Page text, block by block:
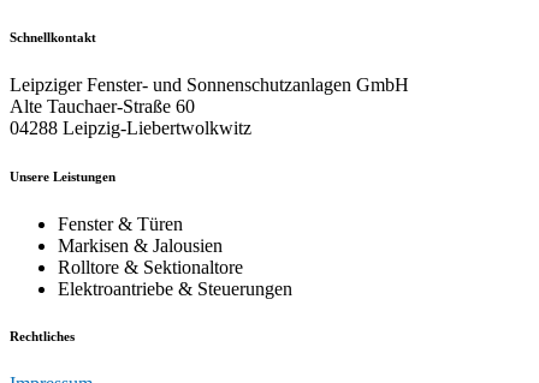
Schnellkontakt
Leipziger Fenster- und Sonnenschutzanlagen GmbH
Alte Tauchaer-Straße 60
04288 Leipzig-Liebertwolkwitz
Unsere Leistungen
Fenster & Türen
Markisen & Jalousien
Rolltore & Sektionaltore
Elektroantriebe & Steuerungen
Rechtliches